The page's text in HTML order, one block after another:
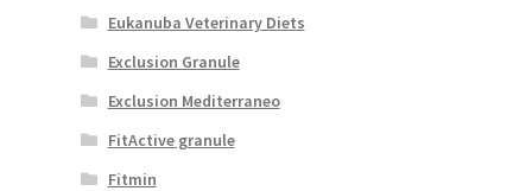
Eukanuba Veterinary Diets
Exclusion Granule
Exclusion Mediterraneo
FitActive granule
Fitmin